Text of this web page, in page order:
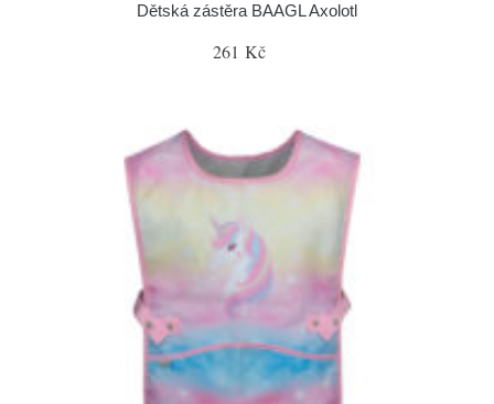
Dětská zástěra BAAGL Axolotl
261 Kč